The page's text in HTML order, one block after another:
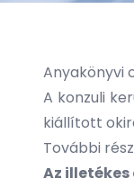
Anyakönyvi
A konzuli
kiállított
További
Az